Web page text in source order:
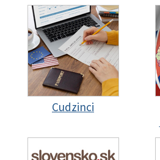
Cudzinci